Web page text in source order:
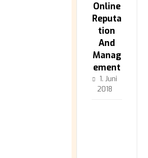
Online
Reputa
tion
And
Manag
ement
1. Juni
2018